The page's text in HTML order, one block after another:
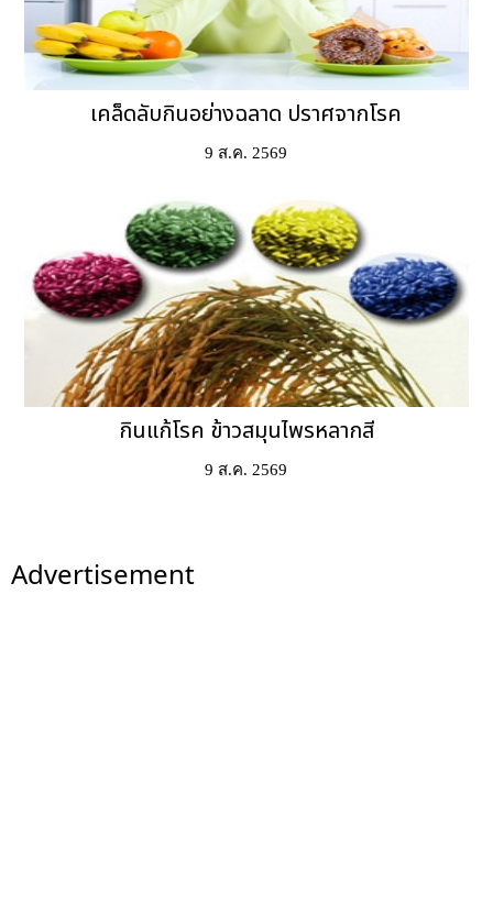
เคล็ดลับกินอย่างฉลาด ปราศจากโรค
9 ส.ค. 2569
กินแก้โรค ข้าวสมุนไพรหลากสี
9 ส.ค. 2569
Advertisement